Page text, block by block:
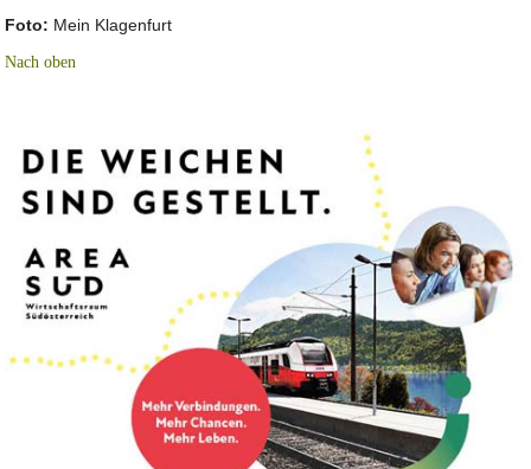
Foto: Mein Klagenfurt
Nach oben